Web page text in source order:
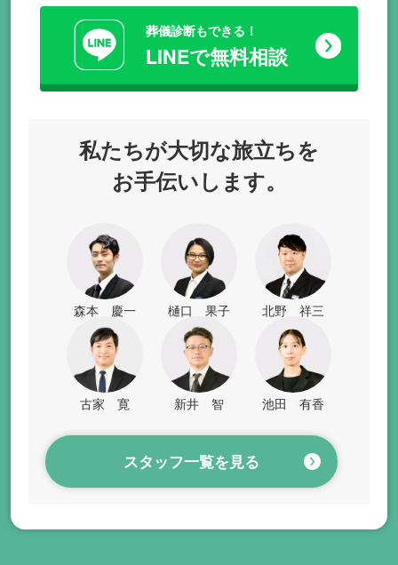
葬儀診断もできる！
LINEで無料相談
私たちが大切な旅立ちを
お手伝いします。
森本 慶一 樋口 果子 北野 祥三
古家 寛 新井 智 池田 有香
スタッフ一覧を見る